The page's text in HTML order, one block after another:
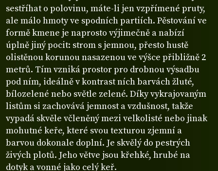
sestříhat o polovinu, máte-li jen vzpřímené pruty,
ale málo hmoty ve spodních partiích. Pěstování ve
formě kmene je naprosto výjimečně a nabízí
úplně jiný pocit: strom s jemnou, přesto hustě
olistěnou korunou nasazenou ve výšce přibližně 2
metrů. Tím vzniká prostor pro drobnou výsadbu
pod ním, ideálně v kontrast ních barvách žluté,
bílozelené nebo světle zelené. Díky vykrajovaným
listům si zachovává jemnost a vzdušnost, takže
vypadá skvěle včleněný mezi velkolisté nebo jinak
mohutné keře, které svou texturou zjemní a
barvou dokonale doplní. Je skvělý do pestrých
živých plotů. Jeho větve jsou křehké, hrubé na
dotyk a vonné jako celý keř.